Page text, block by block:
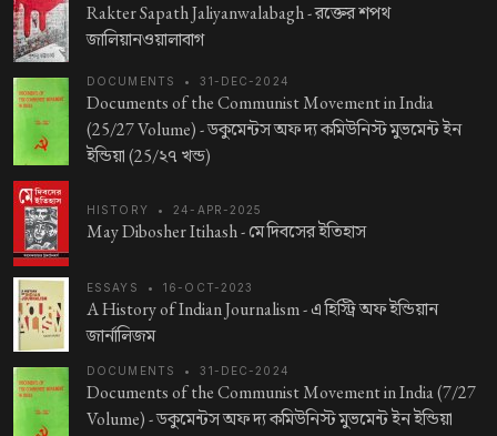
Rakter Sapath Jaliyanwalabagh -রক্তের শপথ
জালিয়ানওয়ালাবাগ
DOCUMENTS • 31-DEC-2024
Documents of the Communist Movement in India
(25/27 Volume) -ডকুমেন্টস অফ দ্য কমিউনিস্ট মুভমেন্ট ইন
ইন্ডিয়া (25/২৭ খন্ড)
HISTORY • 24-APR-2025
May Dibosher Itihash -মে দিবসের ইতিহাস
ESSAYS • 16-OCT-2023
A History of Indian Journalism -এ হিস্ট্রি অফ ইন্ডিয়ান
জার্নালিজম
DOCUMENTS • 31-DEC-2024
Documents of the Communist Movement in India (7/27
Volume) -ডকুমেন্টস অফ দ্য কমিউনিস্ট মুভমেন্ট ইন ইন্ডিয়া